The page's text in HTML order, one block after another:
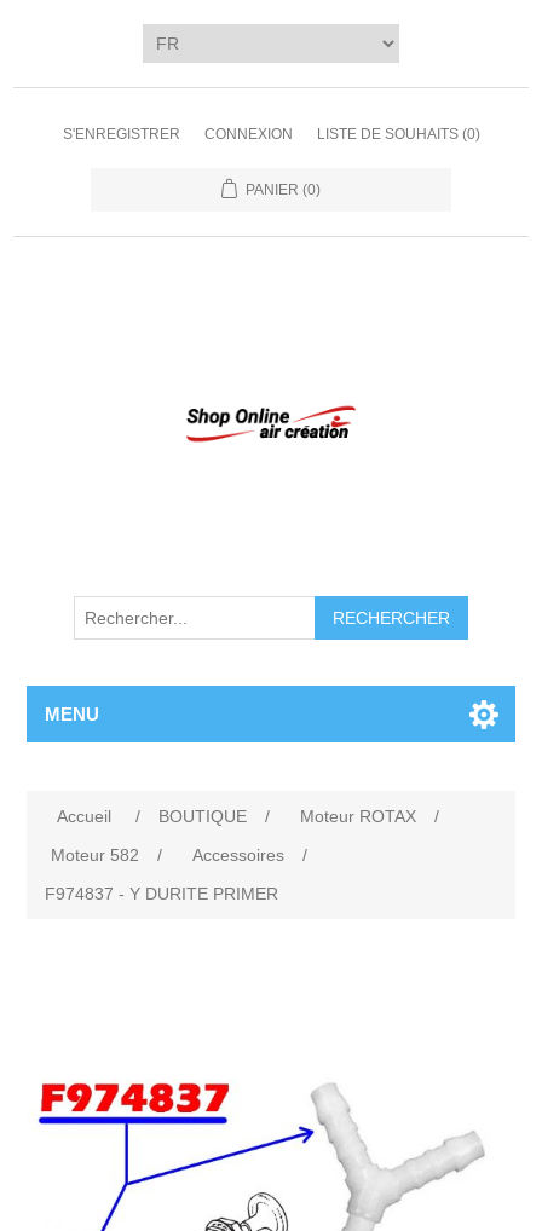
S'ENREGISTRER CONNEXION LISTE DE SOUHAITS (0)
PANIER (0)
RECHERCHER
MENU
Accueil / BOUTIQUE / Moteur ROTAX
/
Moteur 582
/ Accessoires
/
F974837 - Y DURITE PRIMER